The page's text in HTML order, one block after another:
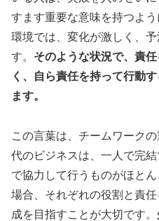
すます重要な意味を持つよ
環境では、変化が激しく、
す。 そのような状況で、責
く、自ら責任を持って行動
ます。
この言葉は、チームワーク
代のビジネスは、一人で完
で協力して行うものがほと
場合、それぞれの役割と責
成を目指すことが大切です。